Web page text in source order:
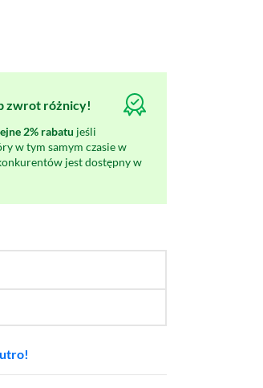
zwrot różnicy!
2% rabatu jeśli
w tym samym czasie w
jest dostępny w